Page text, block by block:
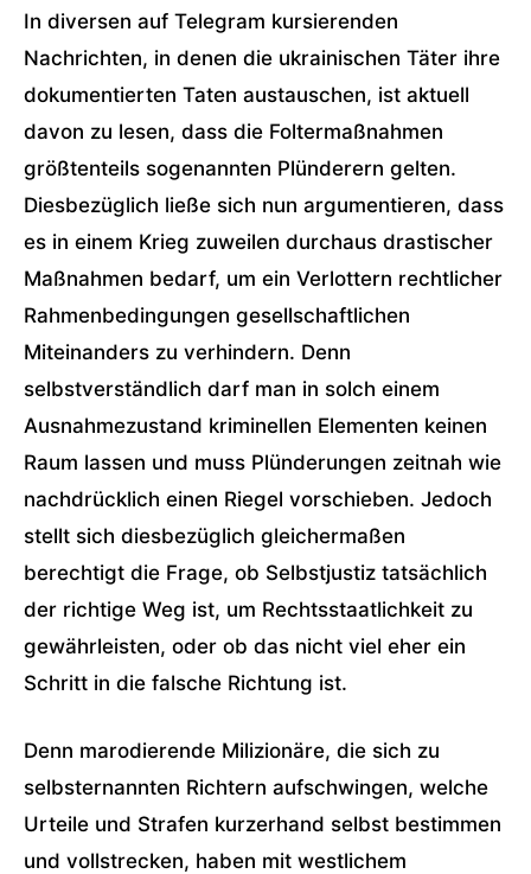
In diversen auf Telegram kursierenden
Nachrichten, in denen die ukrainischen Täter ihre
dokumentierten Taten austauschen, ist aktuell
davon zu lesen, dass die Foltermaßnahmen
größtenteils sogenannten Plünderern gelten.
Diesbezüglich ließe sich nun argumentieren, dass
es in einem Krieg zuweilen durchaus drastischer
Maßnahmen bedarf, um ein Verlottern rechtlicher
Rahmenbedingungen gesellschaftlichen
Miteinanders zu verhindern. Denn
selbstverständlich darf man in solch einem
Ausnahmezustand kriminellen Elementen keinen
Raum lassen und muss Plünderungen zeitnah wie
nachdrücklich einen Riegel vorschieben. Jedoch
stellt sich diesbezüglich gleichermaßen
berechtigt die Frage, ob Selbstjustiz tatsächlich
der richtige Weg ist, um Rechtsstaatlichkeit zu
gewährleisten, oder ob das nicht viel eher ein
Schritt in die falsche Richtung ist.
Denn marodierende Milizionäre, die sich zu
selbsternannten Richtern aufschwingen, welche
Urteile und Strafen kurzerhand selbst bestimmen
und vollstrecken, haben mit westlichem